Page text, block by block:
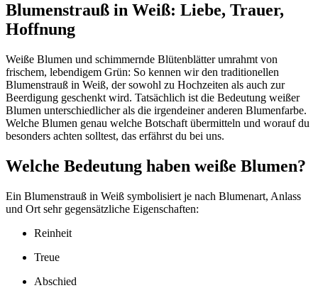
Blumenstrauß in Weiß: Liebe, Trauer,
Hoffnung
Weiße Blumen und schimmernde Blütenblätter umrahmt von
frischem, lebendigem Grün: So kennen wir den traditionellen
Blumenstrauß in Weiß, der sowohl zu Hochzeiten als auch zur
Beerdigung geschenkt wird. Tatsächlich ist die Bedeutung weißer
Blumen unterschiedlicher als die irgendeiner anderen Blumenfarbe.
Welche Blumen genau welche Botschaft übermitteln und worauf du
besonders achten solltest, das erfährst du bei uns.
Welche Bedeutung haben weiße Blumen?
Ein Blumenstrauß in Weiß symbolisiert je nach Blumenart, Anlass
und Ort sehr gegensätzliche Eigenschaften:
Reinheit
Treue
Abschied